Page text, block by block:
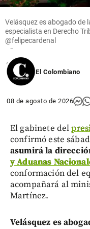
Columnistas
Competencia
epidémica
share
Velásquez es abogado de
especialista en Derecho
@felipecardenal
El Colombiano
08 de agosto de 2026
El gabinete del
confirmó este
asumirá la
y Aduanas
conformación del
acompañará al
Martínez.
Velásquez es